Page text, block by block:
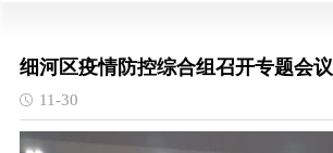
细河区疫情防控综合组召开专题会议
11-30